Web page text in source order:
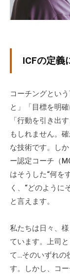
ム
ペ
当
社
で
は
に
エ
グ
ゼ
テ
ィ
ブ
コ
ICFの定義
コーチングとい
と」「目標を明確
「行動を引き出
もしれません。
な技術です。し
ー認定コーチ（
はそうした“何を
く、“どのように
と言えます。
私たちは日々、
ています。上司
て…そのいずれの
す。しかし、コ